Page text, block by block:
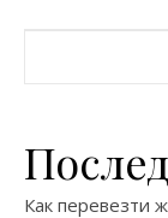
Как перевезти